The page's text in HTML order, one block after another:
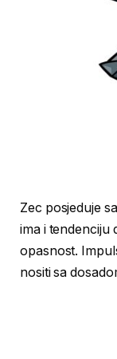
Zec posjeduje
ima i tendenciju
opasnost.
nositi sa